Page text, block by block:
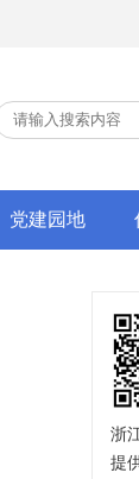
党建园地
浙
提